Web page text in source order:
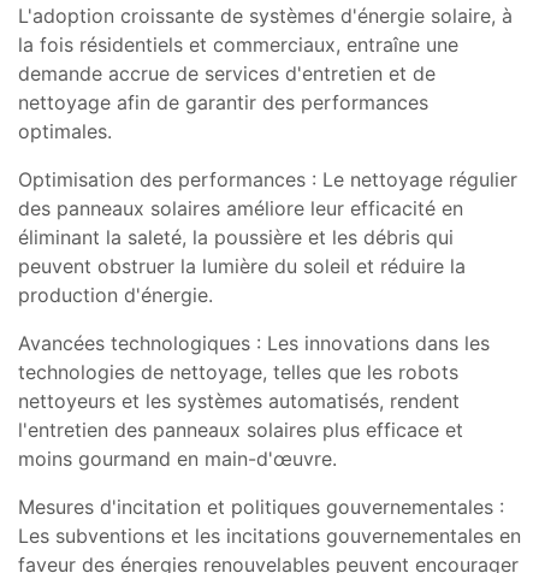
L'adoption croissante de systèmes d'énergie solaire, à
la fois résidentiels et commerciaux, entraîne une
demande accrue de services d'entretien et de
nettoyage afin de garantir des performances
optimales.
Optimisation des performances : Le nettoyage régulier
des panneaux solaires améliore leur efficacité en
éliminant la saleté, la poussière et les débris qui
peuvent obstruer la lumière du soleil et réduire la
production d'énergie.
Avancées technologiques : Les innovations dans les
technologies de nettoyage, telles que les robots
nettoyeurs et les systèmes automatisés, rendent
l'entretien des panneaux solaires plus efficace et
moins gourmand en main-d'œuvre.
Mesures d'incitation et politiques gouvernementales :
Les subventions et les incitations gouvernementales en
faveur des énergies renouvelables peuvent encourager